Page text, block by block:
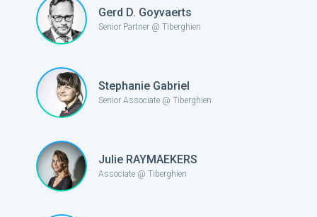
Gerd D. Goyvaerts
Senior Partner @ Tiberghien
Stephanie Gabriel
Senior Associate @ Tiberghien
Julie RAYMAEKERS
Associate @ Tiberghien